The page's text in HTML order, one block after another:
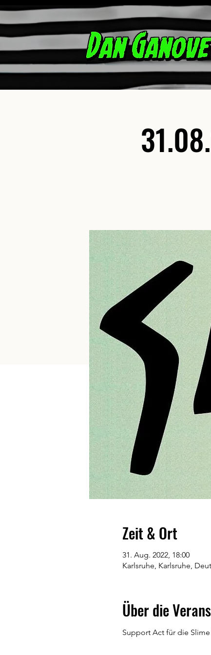
Zeit & Ort
31. Aug. 2022, 18:00
Karlsruhe, Karlsruhe,
Über die
Support Act für die